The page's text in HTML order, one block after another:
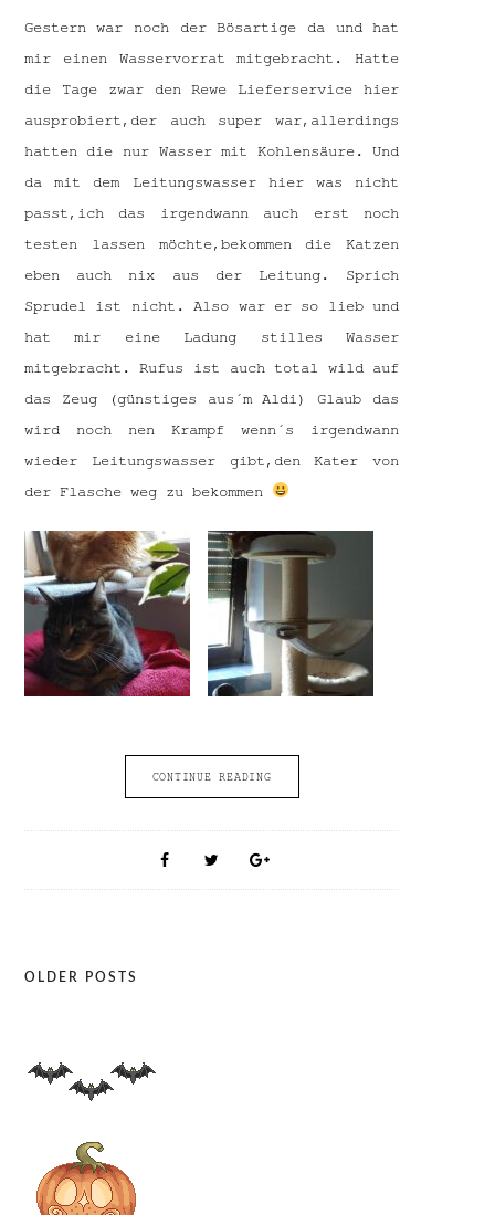
Gestern war noch der Bösartige da und hat
mir einen Wasservorrat mitgebracht. Hatte
die Tage zwar den Rewe Lieferservice hier
ausprobiert,der auch super war,allerdings
hatten die nur Wasser mit Kohlensäure. Und
da mit dem Leitungswasser hier was nicht
passt,ich das irgendwann auch erst noch
testen lassen möchte,bekommen die Katzen
eben auch nix aus der Leitung. Sprich
Sprudel ist nicht. Also war er so lieb und
hat mir eine Ladung stilles Wasser
mitgebracht. Rufus ist auch total wild auf
das Zeug (günstiges aus´m Aldi) Glaub das
wird noch nen Krampf wenn´s irgendwann
wieder Leitungswasser gibt,den Kater von
der Flasche weg zu bekommen
CONTINUE READING
OLDER POSTS